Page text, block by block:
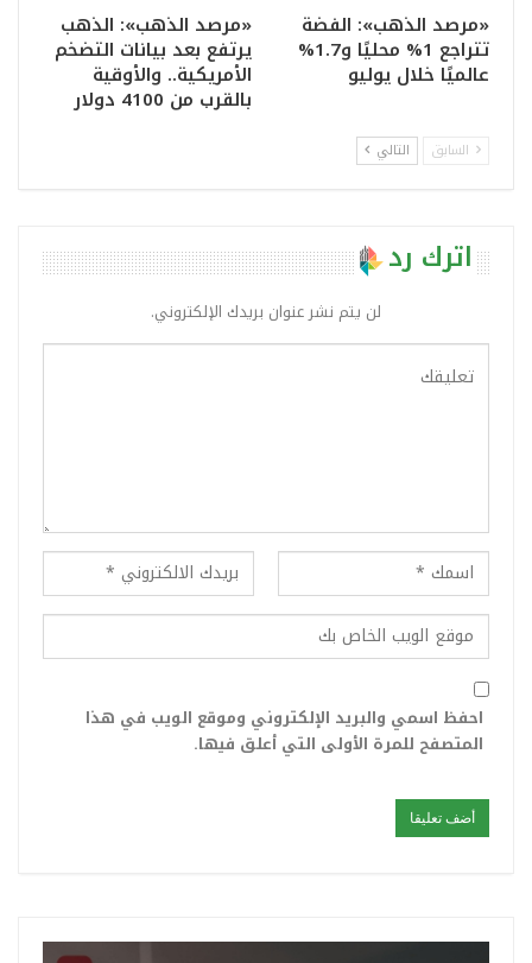
«مرصد الذهب»: الفضة
تتراجع 1% محليًا و1.7%
عالميًا خلال يوليو
«مرصد الذهب»: الذهب
يرتفع بعد بيانات التضخم
الأمريكية.. والأوقية
بالقرب من 4100 دولار
السابق التالي
اترك رد
لن يتم نشر عنوان بريدك الإلكتروني.
احفظ اسمي والبريد الإلكتروني وموقع الويب في هذا
المتصفح للمرة الأولى التي أعلق فيها.